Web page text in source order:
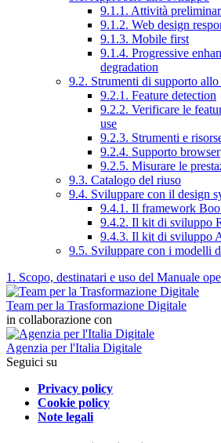
9.1.1. Attività
9.1.2. Web design
9.1.3. Mobile first
9.1.4. Progressive
degradation
9.2. Strumenti di supporto
9.2.1. Feature detection
9.2.2. Verificare le
use
9.2.3. Strumenti e
9.2.4. Supporto browser
9.2.5. Misurare le
9.3. Catalogo del riuso
9.4. Sviluppare con il design
9.4.1. Il framework
9.4.2. Il kit di sviluppo
9.4.3. Il kit di sviluppo
9.5. Sviluppare con i modelli
1. Scopo, destinatari e uso del Manuale
Team per la Trasformazione Digitale
in collaborazione con
Agenzia per l'Italia Digitale
Seguici su
Privacy policy
Cookie policy
Note legali